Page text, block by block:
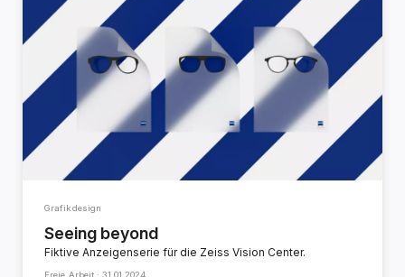
Grafikdesign
Seeing beyond
Fiktive Anzeigenserie für die Zeiss Vision Center.
Freie Arbeit ·31.01.2024